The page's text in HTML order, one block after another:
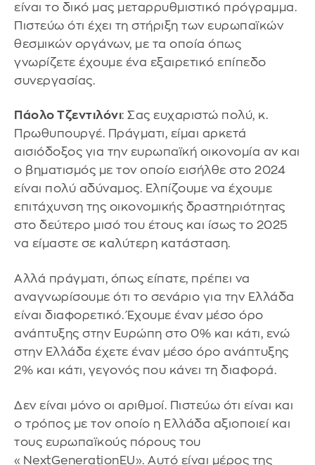
είναι το δικό μας μεταρρυθμιστικό πρόγραμμα.
Πιστεύω ότι έχει τη στήριξη των ευρωπαϊκών
θεσμικών οργάνων, με τα οποία όπως
γνωρίζετε έχουμε ένα εξαιρετικό επίπεδο
συνεργασίας.
Πάολο Τζεντιλόνι: Σας ευχαριστώ πολύ, κ.
Πρωθυπουργέ. Πράγματι, είμαι αρκετά
αισιόδοξος για την ευρωπαϊκή οικονομία αν και
ο βηματισμός με τον οποίο εισήλθε στο 2024
είναι πολύ αδύναμος. Ελπίζουμε να έχουμε
επιτάχυνση της οικονομικής δραστηριότητας
στο δεύτερο μισό του έτους και ίσως το 2025
να είμαστε σε καλύτερη κατάσταση.
Αλλά πράγματι, όπως είπατε, πρέπει να
αναγνωρίσουμε ότι το σενάριο για την Ελλάδα
είναι διαφορετικό. Έχουμε έναν μέσο όρο
ανάπτυξης στην Ευρώπη στο 0% και κάτι, ενώ
στην Ελλάδα έχετε έναν μέσο όρο ανάπτυξης
2% και κάτι, γεγονός που κάνει τη διαφορά.
Δεν είναι μόνο οι αριθμοί. Πιστεύω ότι είναι και
ο τρόπος με τον οποίο η Ελλάδα αξιοποιεί και
τους ευρωπαϊκούς πόρους του
«ΝextGenerationEU». Αυτό είναι μέρος της